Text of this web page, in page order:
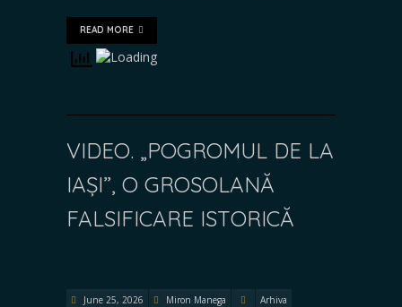
READ MORE
VIDEO. „POGROMUL DE LA
IAȘI”, O GROSOLANĂ
FALSIFICARE ISTORICĂ
June 25, 2026 Miron Manega
Arhiva